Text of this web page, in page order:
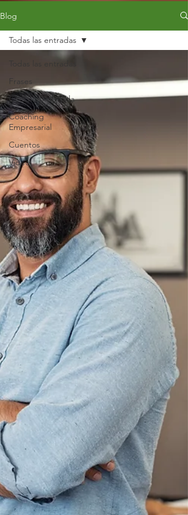
Blog
Todas las entradas
Frases
Coaching de Vida
Coaching
Empresarial
Cuentos
Video
Todas las entradas